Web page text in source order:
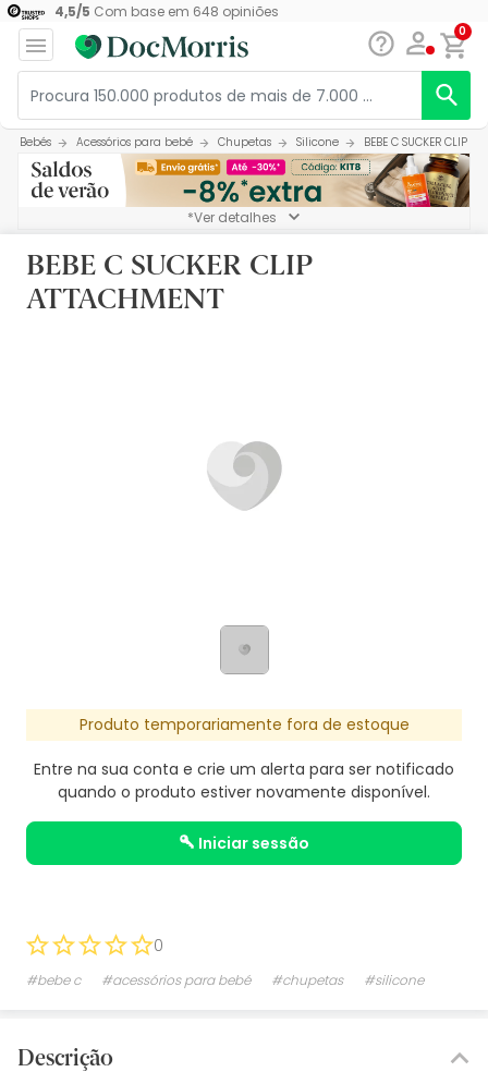
4,5/5 Com base em 648 opiniões
0
Bebés Acessórios para bebé Chupetas Silicone BEBE C SUCKER CLIP
*Ver detalhes
BEBE C SUCKER CLIP
ATTACHMENT
Produto temporariamente fora de estoque
Entre na sua conta e crie um alerta para ser notificado
quando o produto estiver novamente disponível.
iniciar sessão
0
#bebe c #acessórios para bebé #chupetas #silicone
Descrição